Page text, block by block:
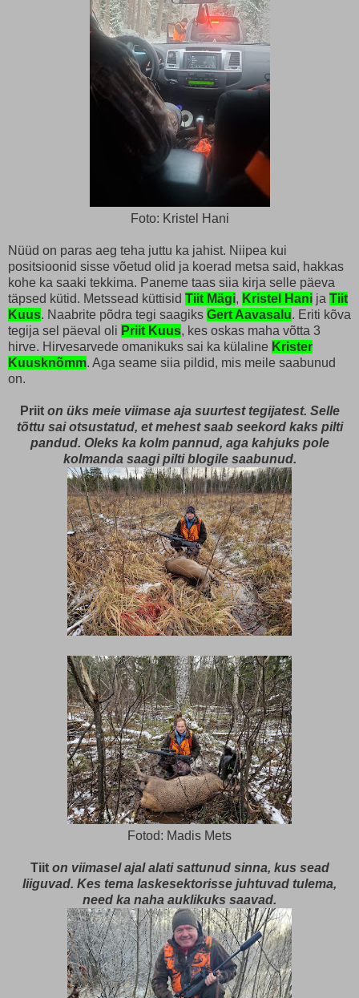
Foto: Kristel Hani
Nüüd on paras aeg teha juttu ka jahist. Niipea kui
positsioonid sisse võetud olid ja koerad metsa said, hakkas
kohe ka saaki tekkima. Paneme taas siia kirja selle päeva
täpsed kütid. Metssead küttisid Tiit Mägi, Kristel Hani ja Tiit
Kuus. Naabrite põdra tegi saagiks Gert Aavasalu. Eriti kõva
tegija sel päeval oli Priit Kuus, kes oskas maha võtta 3
hirve. Hirvesarvede omanikuks sai ka külaline Krister
Kuusknõmm. Aga seame siia pildid, mis meile saabunud
on.
Priit on üks meie viimase aja suurtest tegijatest. Selle
tõttu sai otsustatud, et mehest saab seekord kaks pilti
pandud. Oleks ka kolm pannud, aga kahjuks pole
kolmanda saagi pilti blogile saabunud.
Fotod: Madis Mets
Tiit on viimasel ajal alati sattunud sinna, kus sead
liiguvad. Kes tema laskesektorisse juhtuvad tulema,
need ka naha auklikuks saavad.